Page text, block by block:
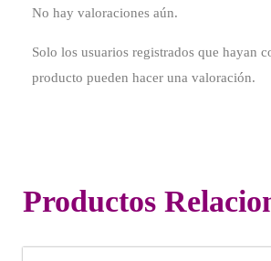
No hay valoraciones aún.
Solo los usuarios registrados que hayan
producto pueden hacer una valoración.
Productos